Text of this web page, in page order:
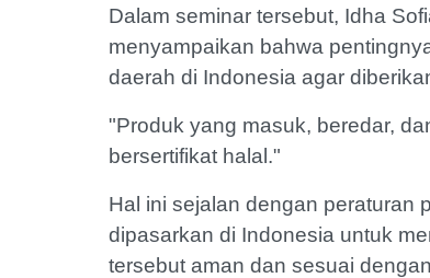
Dalam seminar tersebut, Idha
menyampaikan bahwa
daerah di Indonesia agar
"Produk yang masuk, beredar,
bersertifikat halal."
Hal ini sejalan dengan peraturan
dipasarkan di Indonesia untuk
tersebut aman dan sesuai